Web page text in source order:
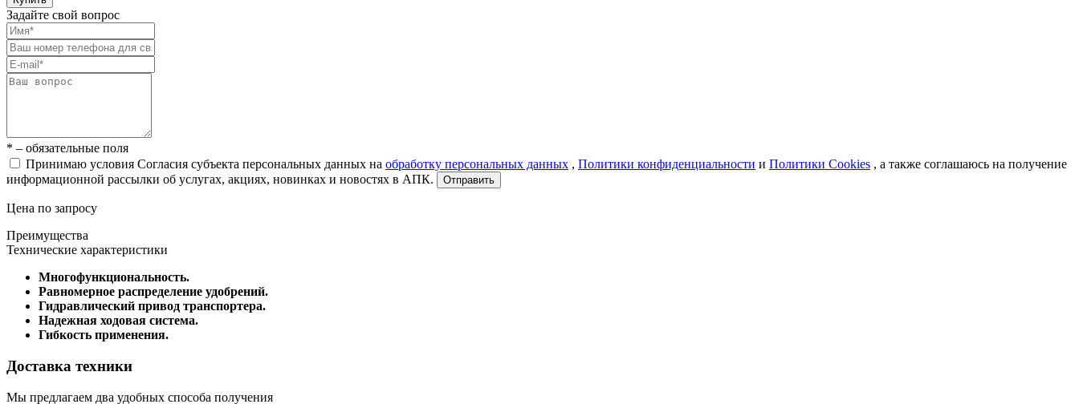
Задайте свой вопрос
* – обязательные поля
Принимаю условия Согласия субъекта персональных данных на обработку персональных данных , Политики конфиденциальности и Политики Cookies , а также соглашаюсь на получение
информационной рассылки об услугах, акциях, новинках и новостях в АПК.
Отправить
Цена по запросу
Преимущества
Технические характеристики
Многофункциональность.
Равномерное распределение удобрений.
Гидравлический привод транспортера.
Надежная ходовая система.
Гибкость применения.
Доставка техники
Мы предлагаем два удобных способа получения